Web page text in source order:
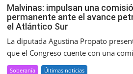
Malvinas: impulsan una
permanente ante el avance
el Atlántico Sur
La diputada Agustina Propato
que el Congreso cuente con una
Soberanía Últimas noticias